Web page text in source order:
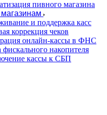
пивного магазина
и поддержка касс
коррекция чеков
онлайн-кассы в ФНС
фискального накопителя
кассы к СБП